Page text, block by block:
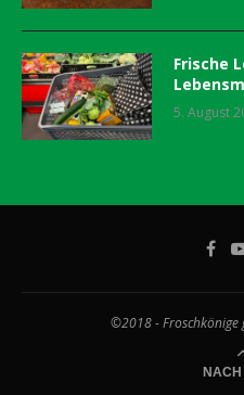
Frische
5. August
©2018 - Froschkönige
NACH